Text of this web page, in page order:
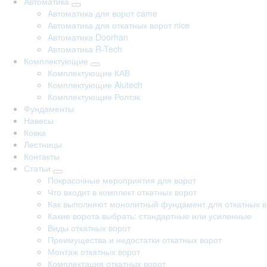
Автоматика для ворот came
Автоматика для откатных ворот nice
Автоматика Doorhan
Автоматика R-Tech
Комплектующие
Комплектующие КАВ
Комплектующие Alutech
Комплектующие Ролтэк
Фундаменты
Навесы
Ковка
Лестницы
Контакты
Статьи
Покрасочные мероприятия для ворот
Что входит в комплект откатных ворот
Как выполняют монолитный фундамент для откатных
Какие ворота выбрать: стандартные или усиленные
Виды откатных ворот
Преимущества и недостатки откатных ворот
Монтаж откатных ворот
Комплектация откатных ворот